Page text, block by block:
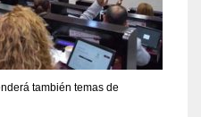
también temas de